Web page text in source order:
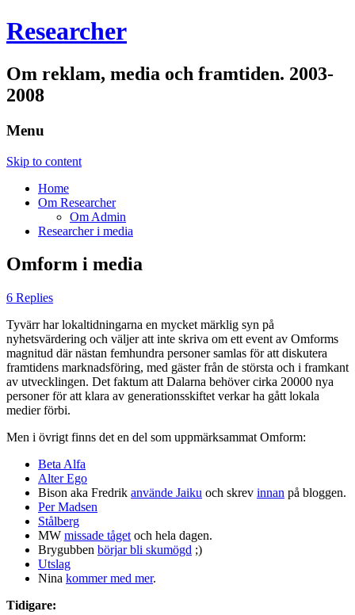
Researcher
Om reklam, media och framtiden. 2003-
2008
Menu
Skip to content
Home
Om Researcher
Om Admin
Researcher i media
Omform i media
6 Replies
Tyvärr har lokaltidningarna en mycket märklig syn på
nyhetsvärdering och väljer att inte skriva om ett event av Omforms
magnitud där nästan femhundra personer samlas för att diskutera
framtidens marknadsföring, med gäster från de största och i framkant
av utvecklingen. Det faktum att Dalarna behöver cirka 20000 nya
personer för att klara av generationsskiftet verkar ha gått lokala
medier förbi.
Men i övrigt finns det en del som uppmärksammat Omform:
Beta Alfa
Alter Ego
Bison aka Fredrik använde Jaiku och skrev innan på bloggen.
Per Madsen
Stålberg
MW missade tåget och hela dagen.
Brygubben börjar bli skumögd ;)
Utslag
Nina kommer med mer.
Tidigare: